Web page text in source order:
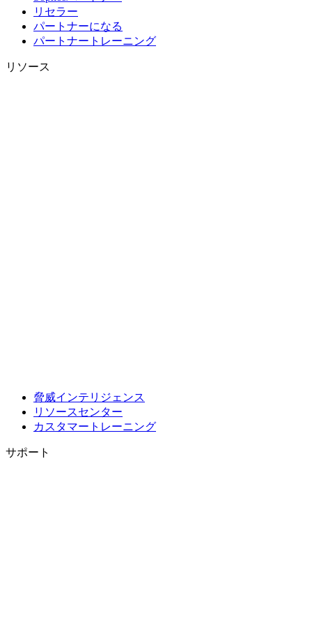
リセラー
パートナーになる
パートナートレーニング
リソース
脅威インテリジェンス
リソースセンター
カスタマートレーニング
サポート